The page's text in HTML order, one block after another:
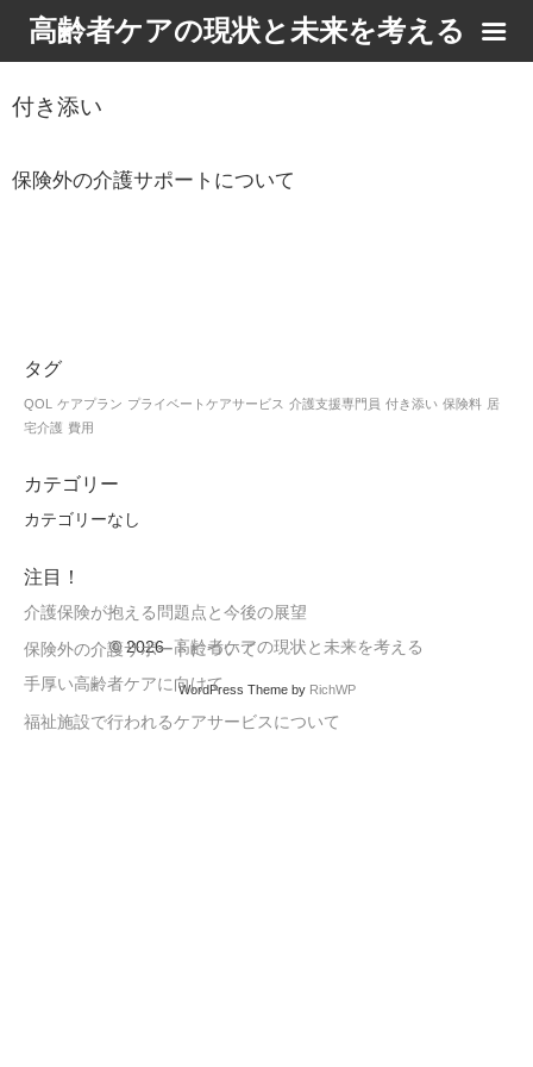
高齢者ケアの現状と未来を考える
付き添い
保険外の介護サポートについて
タグ
QOL ケアプラン プライベートケアサービス 介護支援専門員 付き添い 保険料 居
宅介護 費用
カテゴリー
カテゴリーなし
注目！
介護保険が抱える問題点と今後の展望
保険外の介護サポートについて
手厚い高齢者ケアに向けて
福祉施設で行われるケアサービスについて
© 2026高齢者ケアの現状と未来を考える
WordPress Theme by RichWP